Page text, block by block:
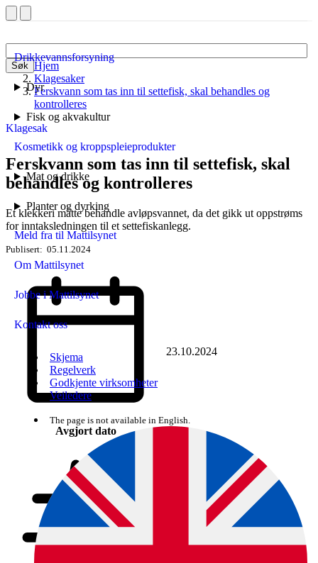
Søk
Drikkevannsforsyning
Dyr
Fisk og akvakultur
Kosmetikk og kroppspleieprodukter
Mat og drikke
Planter og dyrking
Meld fra til Mattilsynet
Om Mattilsynet
Jobbe i Mattilsynet
Kontakt oss
Skjema
Regelverk
Godkjente virksomheter
Veiledere
The page is not available in English.
Hjem
Klagesaker
Ferskvann som tas inn til settefisk, skal behandles og
kontrolleres
Klagesak
Ferskvann som tas inn til settefisk, skal
behandles og kontrolleres
Et klekkeri måtte behandle avløpsvannet, da det gikk ut oppstrøms
for inntaksledningen til et settefiskanlegg.
Publisert 05.11.2024
Avgjort dato
23.10.2024
2024/251663